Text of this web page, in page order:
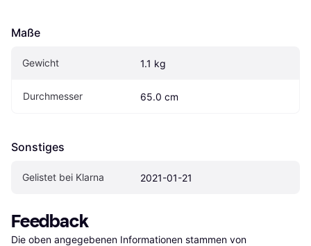
Maße
Gewicht 1.1 kg
Durchmesser 65.0 cm
Sonstiges
Gelistet bei Klarna 2021-01-21
Feedback
Die oben angegebenen Informationen stammen von